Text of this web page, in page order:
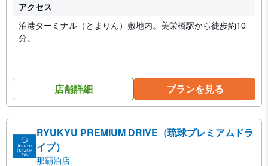
アクセス
泊港ターミナル（とまりん）敷地内。美栄橋駅から徒歩約10
分。
店舗詳細 プランを見る
RYUKYU PREMIUM DRIVE（琉球プレミアムドラ
イブ）
那覇泊店